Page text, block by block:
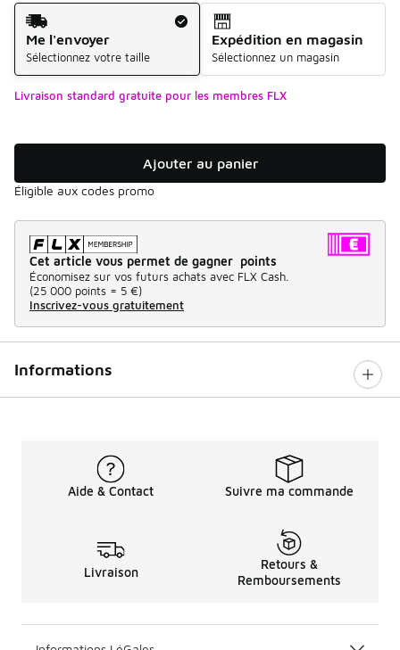
Mode d'expédition
Me l'envoyer
Sélectionnez votre taille
Expédition en magasin
Sélectionnez un magasin
Livraison standard gratuite pour les membres FLX
Ajouter au panier
Éligible aux codes promo
Cet article vous permet de gagner points
Économisez sur vos futurs achats avec FLX Cash.
(25 000 points = 5 €)
Inscrivez-vous gratuitement
Informations
Aide & Contact Suivre ma commande
Livraison
Retours &
Remboursements